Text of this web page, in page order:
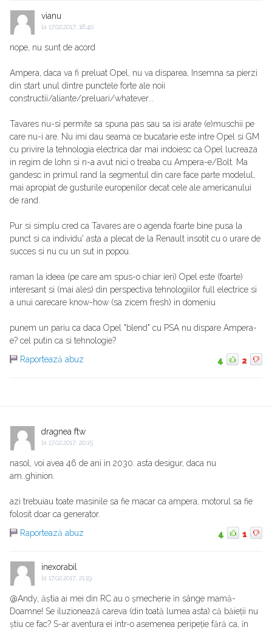
vianu
la 17.02.2017, 18:40
nope, nu sunt de acord
Ampera, daca va fi preluat Opel, nu va disparea, Insemna sa pierzi
din start unul dintre punctele forte ale noii
constructii/aliante/preluari/whatever...
Tavares nu-si permite sa spuna pas sau sa isi arate (e)muschii pe
care nu-i are. Nu imi dau seama ce bucatarie este intre Opel si GM
cu privire la tehnologia electrica dar mai indoiesc ca Opel lucreaza
in regim de lohn si n-a avut nici o treaba cu Ampera-e/Bolt. Ma
gandesc in primul rand la segmentul din care face parte modelul,
mai apropiat de gusturile europenilor decat cele ale americanului
de rand.
Pur si simplu cred ca Tavares are o agenda foarte bine pusa la
punct si ca individu' asta a plecat de la Renault insotit cu o urare de
succes si nu cu un sut in popou.
raman la ideea (pe care am spus-o chiar ieri) Opel este (foarte)
interesant si (mai ales) din perspectiva tehnologiilor full electrice si
a unui oarecare know-how (sa zicem fresh) in domeniu
punem un pariu ca daca Opel "blend" cu PSA nu dispare Ampera-
e? cel putin ca si tehnologie?
Raportează abuz
4 2
dragnea ftw
la 17.02.2017, 20:15
nasol, voi avea 46 de ani in 2030. asta desigur, daca nu
am..ghinion.
azi trebuiau toate masinile sa fie macar ca ampera, motorul sa fie
folosit doar ca generator.
Raportează abuz
4 1
inexorabil
la 17.02.2017, 21:19
@Andy, ăștia ai mei din RC au o șmecherie ȋn sânge mamă-
Doamne! Se iluzionează careva (din toată lumea asta) că băieții nu
știu ce fac? S-ar aventura ei ȋntr-o asemenea peripeție fără ca, ȋn